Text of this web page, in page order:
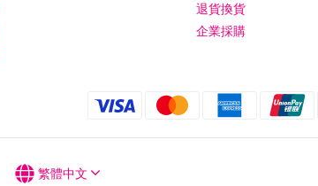
退貨換貨
企業採購
繁體中文